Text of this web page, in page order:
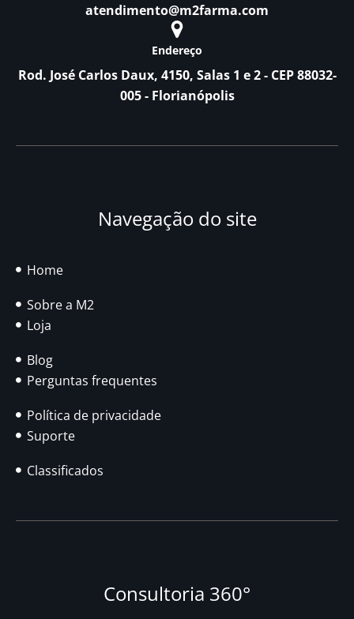
atendimento@m2farma.com
Endereço
Rod. José Carlos Daux, 4150, Salas 1 e 2 - CEP 88032-
005 - Florianópolis
Navegação do site
Home
Sobre a M2
Loja
Blog
Perguntas frequentes
Política de privacidade
Suporte
Classificados
Consultoria 360°